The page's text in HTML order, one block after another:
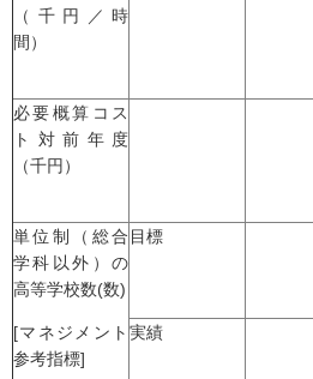
（千円／時
間）
必要概算コス
ト対前年度
（千円）
単位制（総合
学科以外）の
高等学校数(数)
[マネジメント
参考指標]
目標
実績